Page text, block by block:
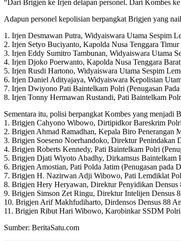
“Dari Brigjen ke Irjen delapan personel. Dari Kombes
Adapun personel kepolisian berpangkat Brigjen yang
1. Irjen Desmawan Putra, Widyaiswara Utama Sespim
2. Irjen Setyo Buciyanto, Kapolda Nusa Tenggara Timur
3. Irjen Eddy Sumitro Tambunan, Widyaiswara Utama
4. Irjen Djoko Poerwanto, Kapolda Nusa Tenggara
5. Irjen Rusdi Hartono, Widyaiswara Utama Sespim
6. Irjen Daniel Adityajaya, Widyaiswara Kepolisian
7. Irjen Dwiyono Pati Baintelkam Polri (Penugasan
8. Irjen Tonny Hermawan Rustandi, Pati Baintelkam
Sementara itu, polisi berpangkat Kombes yang menjadi
1. Brigjen Cahyono Wibowo, Dirtipidkor Bareskrim
2. Brigjen Ahmad Ramadhan, Kepala Biro Penerangan
3. Brigjen Soeseno Noerhandoko, Direktur Penindakan
4. Brigjen Roberts Kennedy, Pati Baintelkam Polri
5. Brigjen Djati Wiyoto Abadhy, Dirkamsus Baintelkam
6. Brigjen Amostian, Pati Polda Jatim (Penugasan pada
7. Brigjen H. Nazirwan Adji Wibowo, Pati Lemdiklat
8. Brigjen Hery Heryawan, Direktur Penyidikan Densus
9. Brigjen Simson Zet Ringu, Direktur Intelijen Densus
10. Brigjen Arif Makhfudiharto, Dirdensos Densus 88
11. Brigjen Ribut Hari Wibowo, Karobinkar SSDM
Sumber: BeritaSatu.com